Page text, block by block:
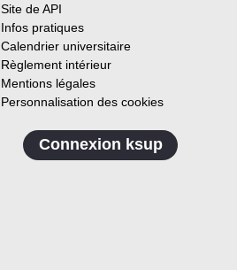
Site de API
Infos pratiques
Calendrier universitaire
Règlement intérieur
Mentions légales
Personnalisation des cookies
Connexion ksup